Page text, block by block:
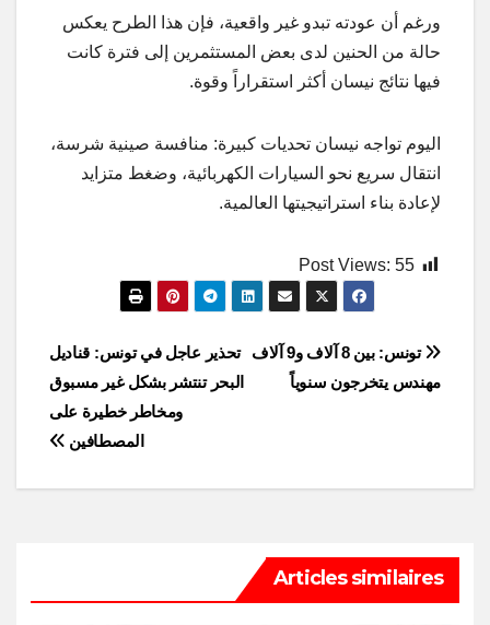
ورغم أن عودته تبدو غير واقعية، فإن هذا الطرح يعكس
حالة من الحنين لدى بعض المستثمرين إلى فترة كانت
فيها نتائج نيسان أكثر استقراراً وقوة.
اليوم تواجه نيسان تحديات كبيرة: منافسة صينية شرسة،
انتقال سريع نحو السيارات الكهربائية، وضغط متزايد
لإعادة بناء استراتيجيتها العالمية.
Post Views: 55
Post
navigation
تحذير عاجل في تونس: قناديل
البحر تنتشر بشكل غير مسبوق
ومخاطر خطيرة على
المصطافين
تونس: بين 8 آلاف و9 آلاف
مهندس يتخرجون سنوياً
Articles similaires